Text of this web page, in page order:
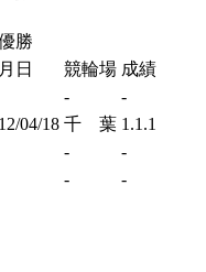
勝
日 競輪場 成績
-
-
04/18 千 葉 1.1.1
-
-
- -